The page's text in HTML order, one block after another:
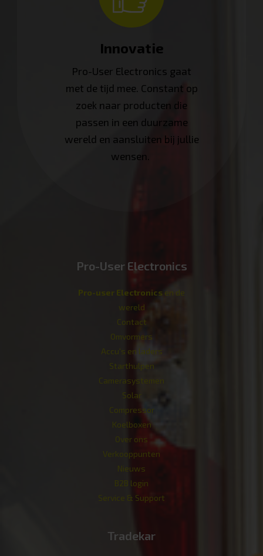
Innovatie
Pro-User Electronics gaat
met de tijd mee. Constant op
zoek naar producten die
passen in een duurzame
wereld en aansluiten bij jullie
wensen.
Pro-User Electronics
Pro-user Electronics en de
wereld
Contact
Omvormers
Accu's en laders
Starthulpen
Camerasystemen
Solar
Compressor
Koelboxen
Over ons
Verkoop­punten
Nieuws
B2B login
Service & Support
Tradekar